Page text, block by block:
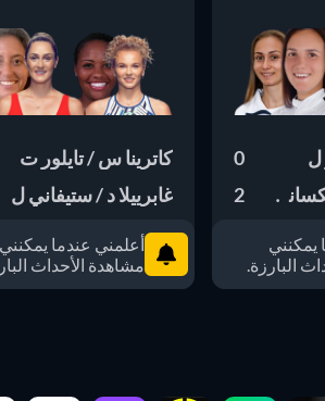
ل
0
2
يمكنني
البارزة.
كاترينا س / تايلور ت
غابرييلا د / ستيفاني ل
أعلمني عندما يمكنني
مشاهدة الأحداث